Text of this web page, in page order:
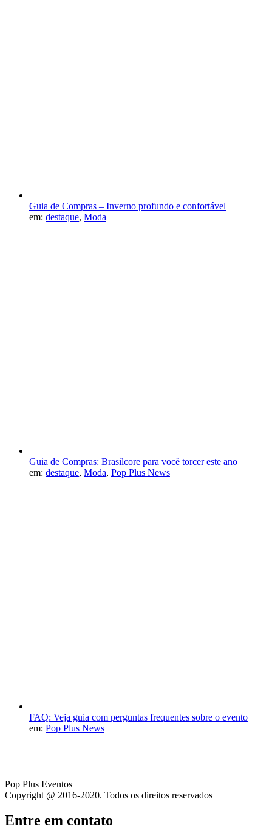
Guia de Compras – Inverno profundo e confortável
em: destaque, Moda
Guia de Compras: Brasilcore para você torcer este ano
em: destaque, Moda, Pop Plus News
FAQ: Veja guia com perguntas frequentes sobre o evento
em: Pop Plus News
Pop Plus Eventos
Copyright @ 2016-2020. Todos os direitos reservados
Entre em contato